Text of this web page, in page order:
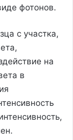
фотонов.
с участка,
на
в